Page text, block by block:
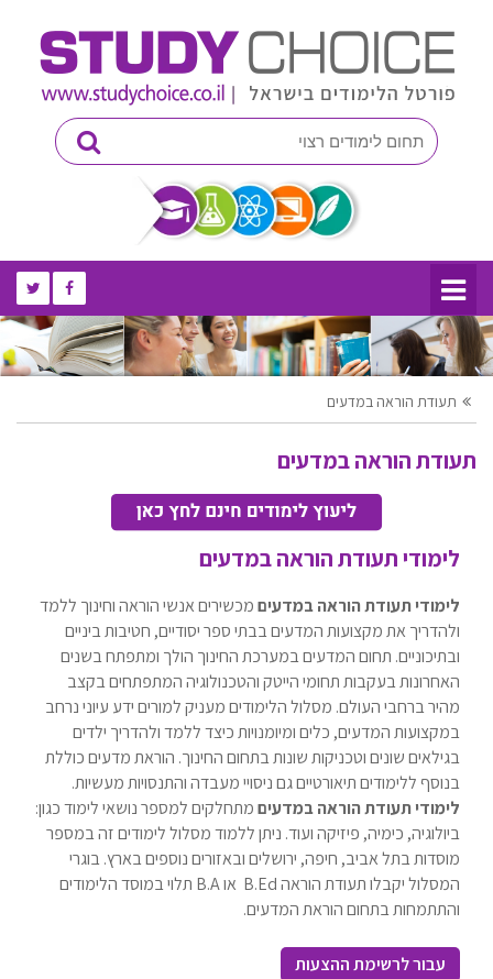
תעודת הוראה במדעים
תעודת הוראה במדעים
לימודי תעודת הוראה במדעים
לימודי תעודת הוראה במדעיםמכשירים אנשי הוראה וחינוך ללמד
ולהדריך את מקצועות המדעים בבתי ספר יסודיים, חטיבות ביניים
ובתיכוניים. תחום המדעים במערכת החינוך הולך ומתפתח בשנים
האחרונות בעקבות תחומי הייטק והטכנולוגיה המתפתחים בקצב
מהיר ברחבי העולם. מסלול הלימודים מעניק למורים ידע עיוני נרחב
במקצועות המדעים, כלים ומיומנויות כיצד ללמד ולהדריך ילדים
בגילאים שונים וטכניקות שונות בתחום החינוך. הוראת מדעים כוללת
בנוסף ללימודים תיאורטיים גם ניסויי מעבדה והתנסויות מעשיות.
לימודי תעודת הוראה במדעיםמתחלקים למספר נושאי לימוד כגון:
ביולוגיה, כימיה, פיזיקה ועוד. ניתן ללמוד מסלול לימודים זה במספר
מוסדות בתל אביב, חיפה, ירושלים ובאזורים נוספים בארץ. בוגרי
המסלול יקבלו תעודת הוראה B.Ed או B.A תלוי במוסד הלימודים
והתתמחות בתחום הוראת המדעים.
עבור לרשימת ההצעות